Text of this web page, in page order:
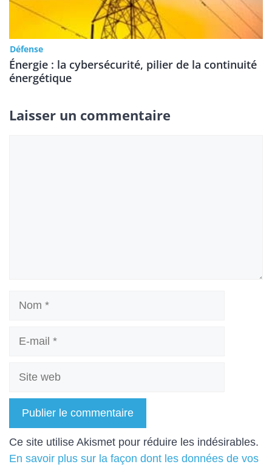
Défense
Énergie : la cybersécurité, pilier de la continuité
énergétique
Laisser un commentaire
Site
A
l
Ce site utilise Akismet pour réduire les indésirables.
En savoir plus sur la façon dont les données de vos